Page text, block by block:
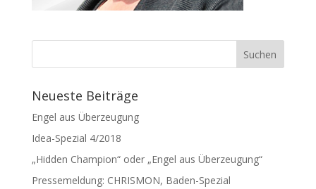
Neueste Beiträge
Engel aus Überzeugung
Idea-Spezial 4/2018
„Hidden Champion“ oder „Engel aus Überzeugung“
Pressemeldung: CHRISMON, Baden-Spezial